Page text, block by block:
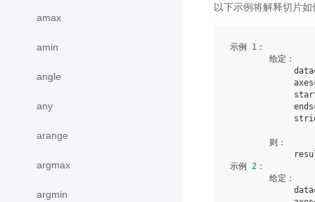
amax
amin
angle
any
arange
argmax
argmin
以下示例将解释切片
示例 1 ：
        给定：
        则：
示例 2 ：
        给定：